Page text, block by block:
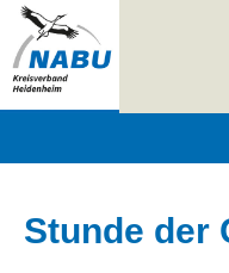
Stunde der